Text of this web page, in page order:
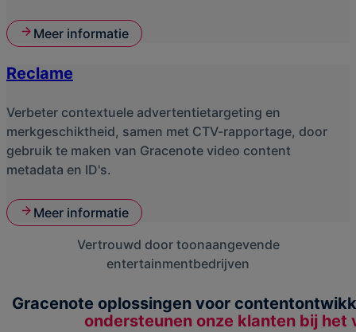
Meer informatie
Reclame
Verbeter contextuele advertentietargeting en
merkgeschiktheid, samen met CTV-rapportage, door
gebruik te maken van Gracenote video content
metadata en ID's.
Meer informatie
Vertrouwd door toonaangevende
entertainmentbedrijven
Gracenote oplossingen voor
ondersteunen onze klanten bij